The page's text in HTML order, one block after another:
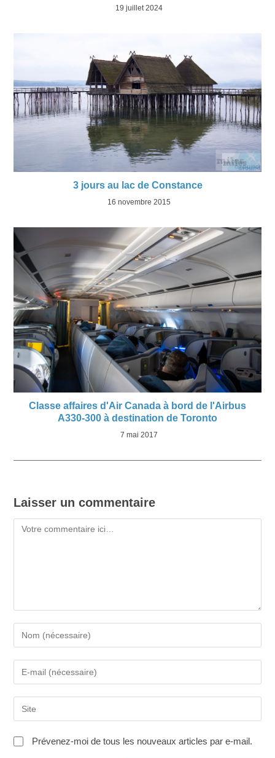
19 juillet 2024
3 jours au lac de Constance
16 novembre 2015
Classe affaires d'Air Canada à bord de l'Airbus
A330-300 à destination de Toronto
7 mai 2017
Laisser un commentaire
Commentaire
nom
ou
nom
d'utilisateur
pour
adresse
mail
pour
votrePrévenez-moi de tous les nouveaux articles par e-mail.